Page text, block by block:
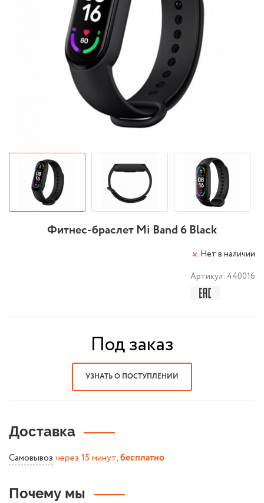
Фитнес-браслет Mi Band 6 Black
Нет в наличии
Артикул: 440016
Под заказ
УЗНАТЬ О ПОСТУПЛЕНИИ
Доставка
Самовывоз через 15 минут, бесплатно
Почему мы